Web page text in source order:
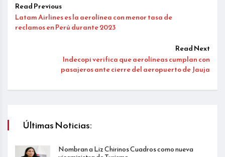
Read Previous
Latam Airlines es la aerolínea con menor tasa de
reclamos en Perú durante 2023
Read Next
Indecopi verifica que aerolíneas cumplan con
pasajeros ante cierre del aeropuerto de Jauja
Últimas Noticias:
Nombran a Liz Chirinos Cuadros como nueva